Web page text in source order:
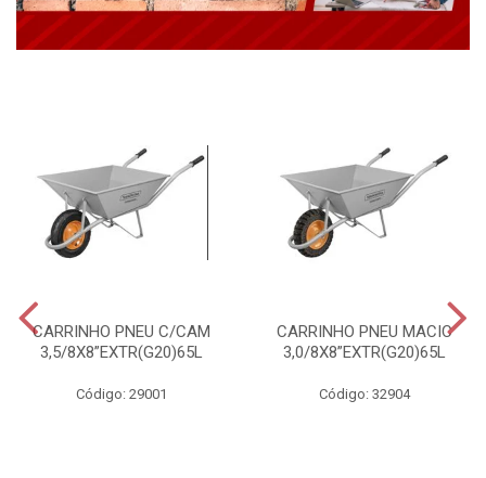
CARRINHO PNEU C/CAM
3,5/8X8”EXTR(G20)65L
Código: 29001
CARRINHO PNEU MACIC
3,0/8X8”EXTR(G20)65L
Código: 32904